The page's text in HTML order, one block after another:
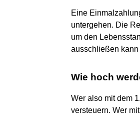
Eine
untergehen. Die
um den
ausschließen
Wie hoch
Wer also mit dem
versteuern. Wer